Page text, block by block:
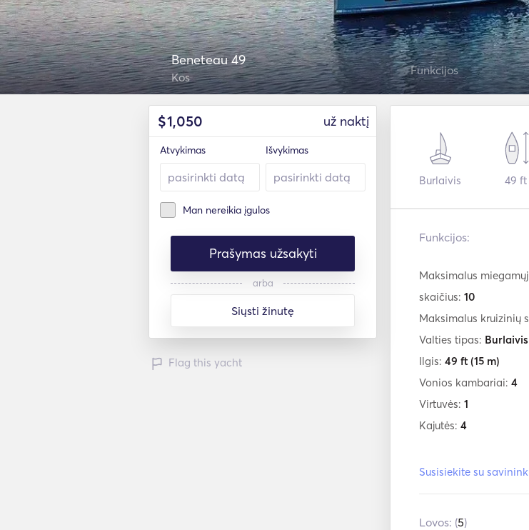
Beneteau 49
Kos Funkcijos
$1,050 už naktį
Atvykimas Išvykimas
Man nereikia įgulos
Prašymas užsakyti
arba
Siųsti žinutę
Flag this yacht
Burlaivis 49 ft
Funkcijos:
Maksimalus
skaičius: 10
Maksimalus kruizinių
Valties tipas: Burlaivis
Ilgis: 49 ft (15 m)
Vonios kambariai: 4
Virtuvės: 1
Kajutės: 4
Susisiekite su
Lovos: (5)